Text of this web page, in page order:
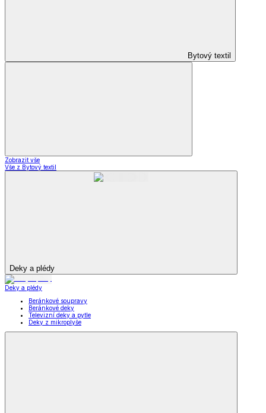
Bytový textil
Zobrazit vše
Vše z Bytový textil
Deky a plédy
Deky a plédy
Beránkové soupravy
Beránkové deky
Televizní deky a pytle
Deky z mikroplyše